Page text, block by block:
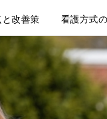
改善策 看護方式